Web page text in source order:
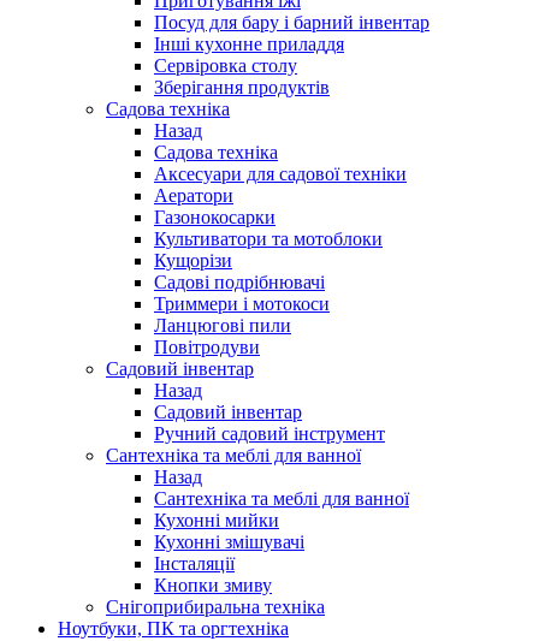
Посуд для бару і барний інвентар
Інші кухонне приладдя
Сервіровка столу
Зберігання продуктів
Садова техніка
Назад
Садова техніка
Аксесуари для садової техніки
Аератори
Газонокосарки
Культиватори та мотоблоки
Кущорізи
Садові подрібнювачі
Триммери і мотокоси
Ланцюгові пили
Повітродуви
Садовий інвентар
Назад
Садовий інвентар
Ручний садовий інструмент
Сантехніка та меблі для ванної
Назад
Сантехніка та меблі для ванної
Кухонні мийки
Кухонні змішувачі
Інсталяції
Кнопки змиву
Снігоприбиральна техніка
Ноутбуки, ПК та оргтехніка